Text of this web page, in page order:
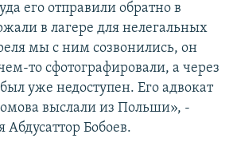
его отправили обратно в
в лагере для нелегальных
мы с ним созвонились, он
то сфотографировали, а через
уже недоступен. Его адвокат
выслали из Польши», -
Абдусаттор Бобоев.